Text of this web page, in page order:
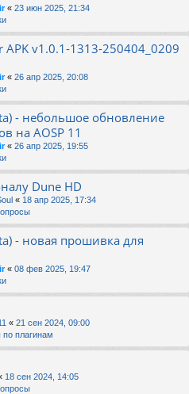
« 23 июн 2025, 21:34
APK v1.0.1-1313-250404_0209
« 26 апр 2025, 20:08
- небольшое обновление
на AOSP 11
« 26 апр 2025, 19:55
Dune HD
« 18 апр 2025, 17:34
- новая прошивка для
« 08 фев 2025, 19:47
« 21 сен 2024, 09:00
плагинам
18 сен 2024, 14:05